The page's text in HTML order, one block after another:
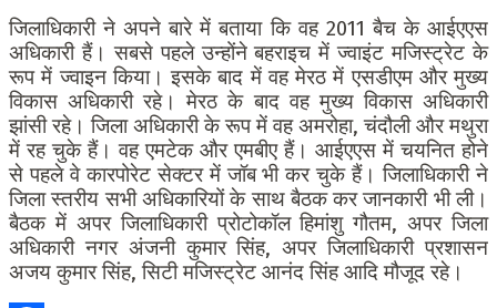
जिलाधिकारी ने अपने बारे में बताया कि वह 2011 बैच के आईएएस
अधिकारी हैं। सबसे पहले उन्होंने बहराइच में ज्वाइंट मजिस्ट्रेट के
रूप में ज्वाइन किया। इसके बाद में वह मेरठ में एसडीएम और मुख्य
विकास अधिकारी रहे। मेरठ के बाद वह मुख्य विकास अधिकारी
झांसी रहे। जिला अधिकारी के रूप में वह अमरोहा, चंदौली और मथुरा
में रह चुके हैं। वह एमटेक और एमबीए हैं। आईएएस में चयनित होने
से पहले वे कारपोरेट सेक्टर में जॉब भी कर चुके हैं। जिलाधिकारी ने
जिला स्तरीय सभी अधिकारियों के साथ बैठक कर जानकारी भी ली।
बैठक में अपर जिलाधिकारी प्रोटोकॉल हिमांशु गौतम, अपर जिला
अधिकारी नगर अंजनी कुमार सिंह, अपर जिलाधिकारी प्रशासन
अजय कुमार सिंह, सिटी मजिस्ट्रेट आनंद सिंह आदि मौजूद रहे।